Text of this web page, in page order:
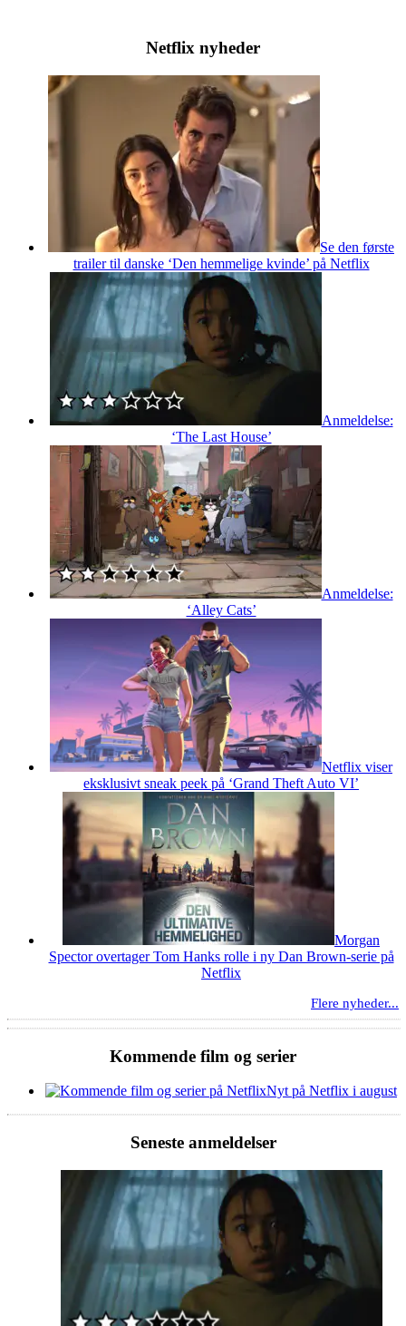
Netflix nyheder
Se den første
trailer til danske ‘Den hemmelige kvinde’ på Netflix
Anmeldelse:
‘The Last House’
Anmeldelse:
‘Alley Cats’
Netflix viser
eksklusivt sneak peek på ‘Grand Theft Auto VI’
Morgan
Spector overtager Tom Hanks rolle i ny Dan Brown-serie på
Netflix
Flere nyheder...
Kommende film og serier
Nyt på Netflix i august
Seneste anmeldelser